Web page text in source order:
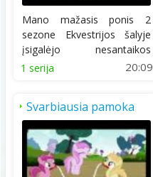
Mano mažasis ponis 2
sezone Ekvestrijos šalyje
įsigalėjo nesantaikos
nešėjas. Taigi filme...
1 serija 20:09
Svarbiausia pamoka